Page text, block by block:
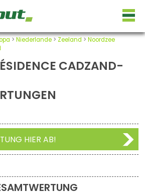
> Niederlande> Zeeland > Noordzee
CADZAND-
HIER AB!